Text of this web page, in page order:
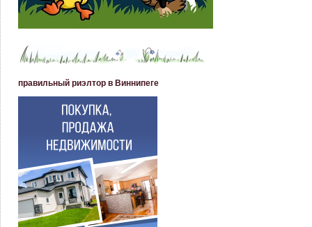
правильный риэлтор в Виннипеге